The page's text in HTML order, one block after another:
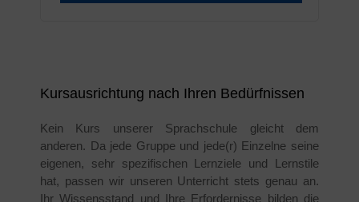
Kursausrichtung nach Ihren Bedürfnissen
Kein Kurs unserer Sprachschule gleicht dem
anderen. Da jede Gruppe und jede(r) Einzelne seine
eigenen, sehr spezifischen Lernziele und Lernstile
hat, passen wir unseren Unterricht stets genau an.
Ihr Wissensstand und Ihre Erfordernisse bilden die